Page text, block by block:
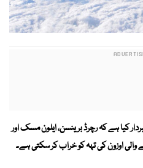
کیا ہے کہ رچرڈ برینسن، ایلون مسک اور
اوزون کی تہہ کو خراب کر سکتی ہے۔